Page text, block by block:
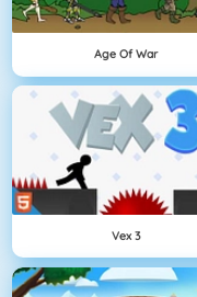
Age Of War
Vex 3